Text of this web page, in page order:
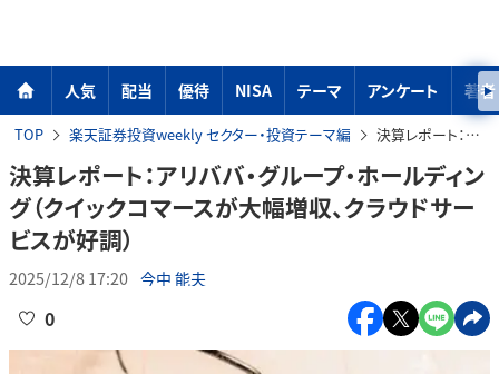
人気 配当 優待 NISA テーマ アンケート 著者
TOP 楽天証券投資weekly セクター・投資テーマ編 決算レポート：アリババ・グループ・ホールディング（クイックコマースが大幅増収、クラウドサービスが好調）
決算レポート：アリババ・グループ・ホールディン
グ（クイックコマースが大幅増収、クラウドサー
ビスが好調）
2025/12/8 17:20 今中 能夫
0